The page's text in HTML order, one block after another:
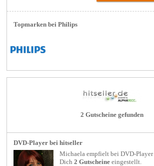
Topmarken bei Philips
2 Gutscheine gefunden
DVD-Player bei hitseller
Michaela empfielt beiDVD-Player
Dich2 Gutscheine eingestellt.